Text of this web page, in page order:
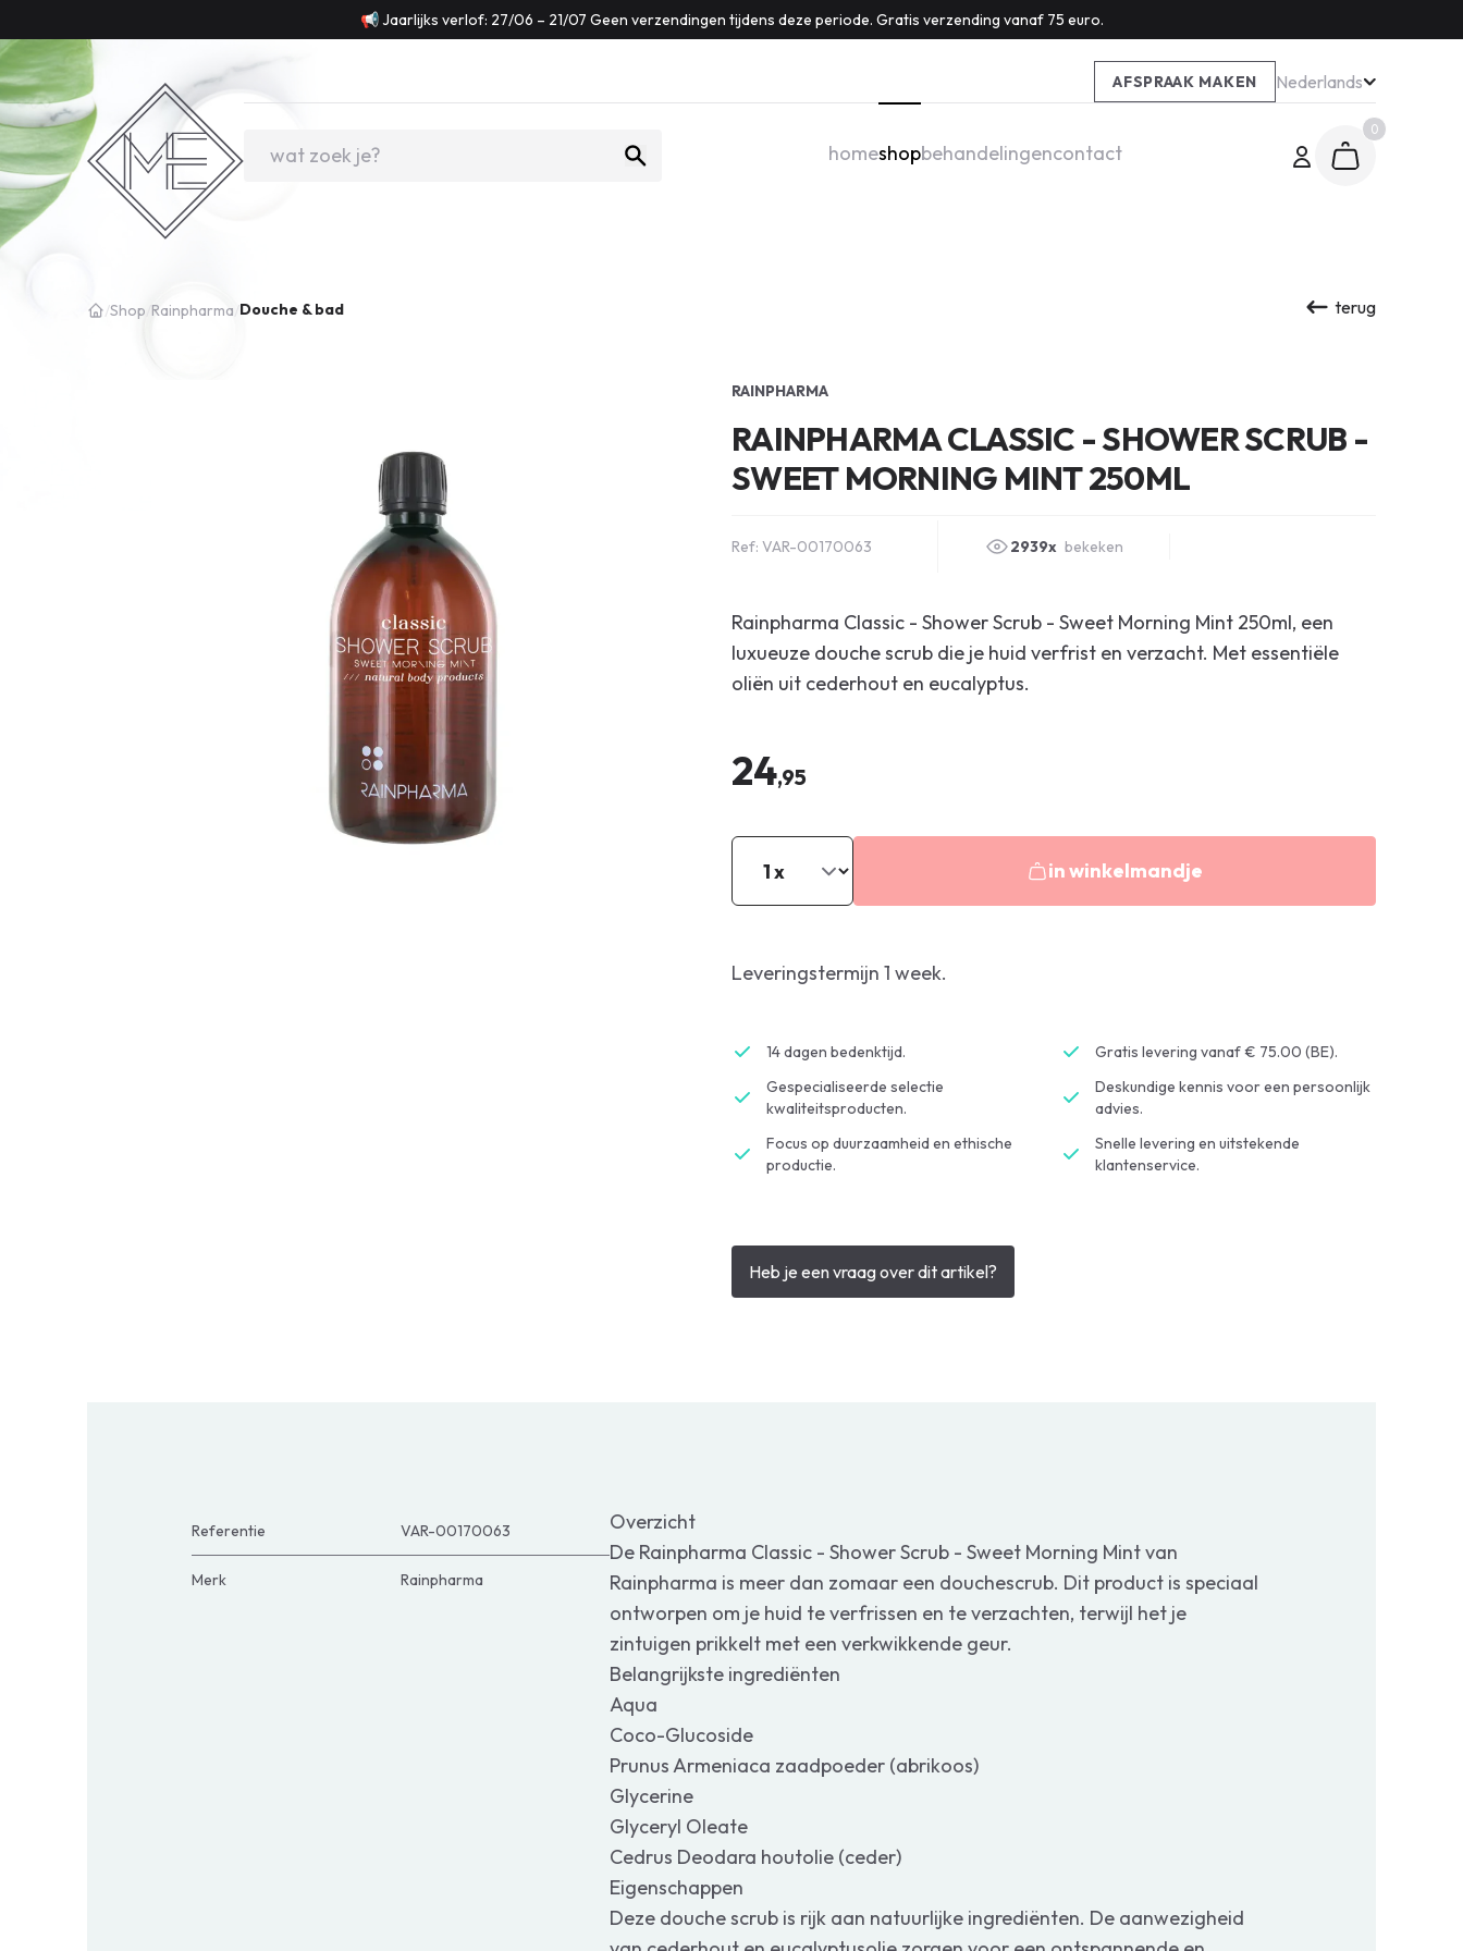
📢 Jaarlijks verlof: 27/06 – 21/07 Geen verzendingen tijdens deze periode. Gratis verzending vanaf 75 euro.
AFSPRAAK MAKEN Nederlands
homeshopbehandelingencontact
0
/Shop Rainpharma /Douche & bad terug
RAINPHARMA
RAINPHARMA CLASSIC - SHOWER SCRUB -
SWEET MORNING MINT 250ML
Ref: VAR-00170063 2939x bekeken
Rainpharma Classic - Shower Scrub - Sweet Morning Mint 250ml, een
luxueuze douche scrub die je huid verfrist en verzacht. Met essentiële
oliën uit cederhout en eucalyptus.
24,95
in winkelmandje
Leveringstermijn 1 week.
14 dagen bedenktijd.
Gratis levering vanaf € 75.00 (BE).
Gespecialiseerde selectie
kwaliteitsproducten.
Deskundige kennis voor een persoonlijk
advies.
Focus op duurzaamheid en ethische
productie.
Snelle levering en uitstekende
klantenservice.
Heb je een vraag over dit artikel?
Referentie VAR-00170063
Merk Rainpharma
Overzicht
De Rainpharma Classic - Shower Scrub - Sweet Morning Mint van
Rainpharma is meer dan zomaar een douchescrub. Dit product is speciaal
ontworpen om je huid te verfrissen en te verzachten, terwijl het je
zintuigen prikkelt met een verkwikkende geur.
Belangrijkste ingrediënten
Aqua
Coco-Glucoside
Prunus Armeniaca zaadpoeder (abrikoos)
Glycerine
Glyceryl Oleate
Cedrus Deodara houtolie (ceder)
Eigenschappen
Deze douche scrub is rijk aan natuurlijke ingrediënten. De aanwezigheid